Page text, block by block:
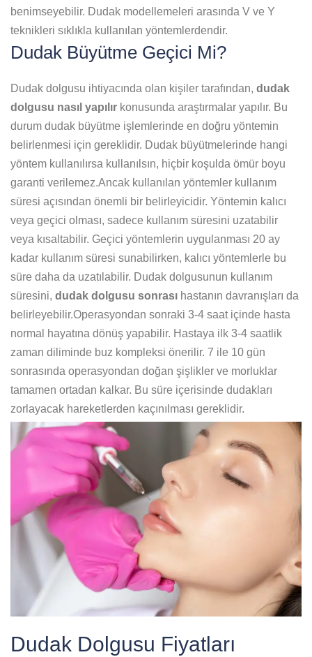
benimseyebilir. Dudak modellemeleri arasında V ve Y
teknikleri sıklıkla kullanılan yöntemlerdendir.
Dudak Büyütme Geçici Mi?
Dudak dolgusu ihtiyacında olan kişiler tarafından, dudak
dolgusu nasıl yapılır konusunda araştırmalar yapılır. Bu
durum dudak büyütme işlemlerinde en doğru yöntemin
belirlenmesi için gereklidir. Dudak büyütmelerinde hangi
yöntem kullanılırsa kullanılsın, hiçbir koşulda ömür boyu
garanti verilemez.Ancak kullanılan yöntemler kullanım
süresi açısından önemli bir belirleyicidir. Yöntemin kalıcı
veya geçici olması, sadece kullanım süresini uzatabilir
veya kısaltabilir. Geçici yöntemlerin uygulanması 20 ay
kadar kullanım süresi sunabilirken, kalıcı yöntemlerle bu
süre daha da uzatılabilir. Dudak dolgusunun kullanım
süresini, dudak dolgusu sonrası hastanın davranışları da
belirleyebilir.Operasyondan sonraki 3-4 saat içinde hasta
normal hayatına dönüş yapabilir. Hastaya ilk 3-4 saatlik
zaman diliminde buz kompleksi önerilir. 7 ile 10 gün
sonrasında operasyondan doğan şişlikler ve morluklar
tamamen ortadan kalkar. Bu süre içerisinde dudakları
zorlayacak hareketlerden kaçınılması gereklidir.
Dudak Dolgusu Fiyatları